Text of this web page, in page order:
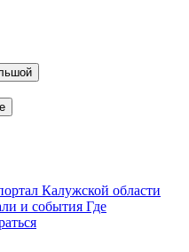
и события Где